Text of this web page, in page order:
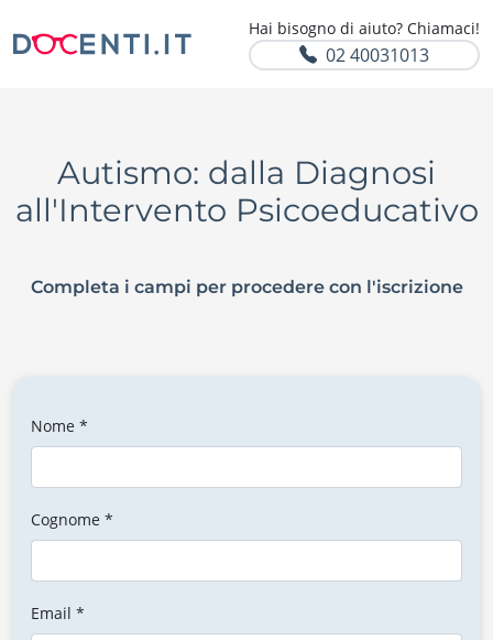
Hai bisogno di aiuto? Chiamaci!
02 40031013
Autismo: dalla Diagnosi
all'Intervento Psicoeducativo
Completa i campi per procedere con l'iscrizione
Nome *
Cognome *
Email *